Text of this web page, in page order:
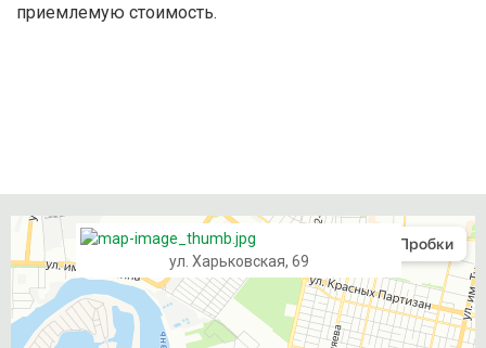
приемлемую стоимость.
ул. Харьковская, 69